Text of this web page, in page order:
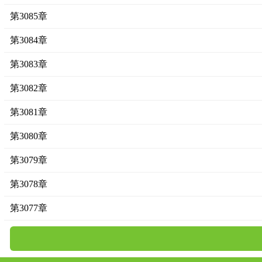
第3085章
第3084章
第3083章
第3082章
第3081章
第3080章
第3079章
第3078章
第3077章